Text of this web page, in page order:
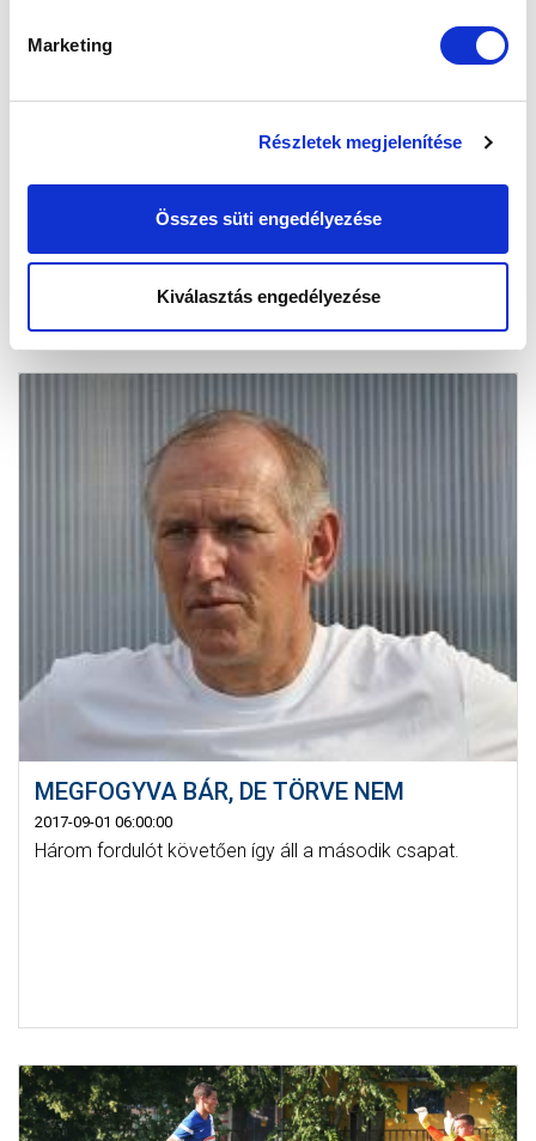
Marketing
Részletek megjelenítése
Összes süti engedélyezése
Kiválasztás engedélyezése
LEGYŐZTÜK A PUTNOKOT
Második csapatunk nehéz körülmények között szerzett
fontos három pontot az egyik rivális ellen.
MEGFOGYVA BÁR, DE TÖRVE NEM
2017-09-01 06:00:00
Három fordulót követően így áll a második csapat.